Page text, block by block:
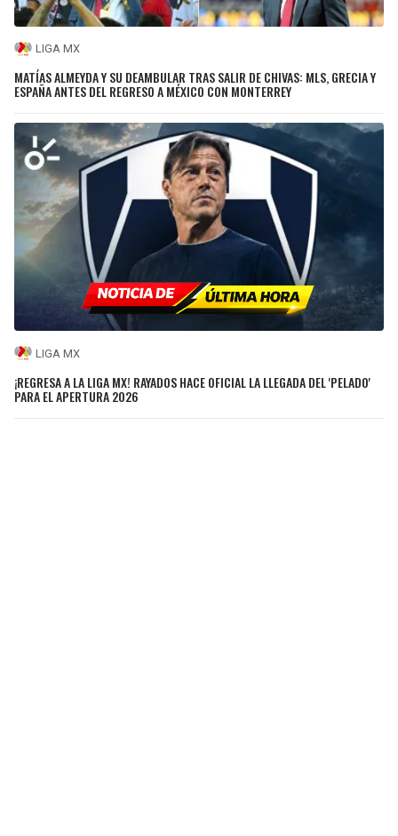
LIGA MX
MATÍAS ALMEYDA Y SU DEAMBULAR TRAS SALIR DE CHIVAS: MLS, GRECIA Y
ESPAÑA ANTES DEL REGRESO A MÉXICO CON MONTERREY
LIGA MX
¡REGRESA A LA LIGA MX! RAYADOS HACE OFICIAL LA LLEGADA DEL 'PELADO'
PARA EL APERTURA 2026